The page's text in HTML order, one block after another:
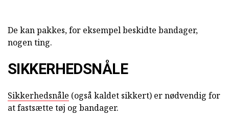
De kan pakkes, for eksempel beskidte bandager,
nogen ting.
SIKKERHEDSNÅLE
Sikkerhedsnåle (også kaldet sikkert) er nødvendig for
at fastsætte tøj og bandager.